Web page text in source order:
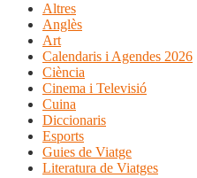
Altres
Anglès
Art
Calendaris i Agendes 2026
Ciència
Cinema i Televisió
Cuina
Diccionaris
Esports
Guies de Viatge
Literatura de Viatges